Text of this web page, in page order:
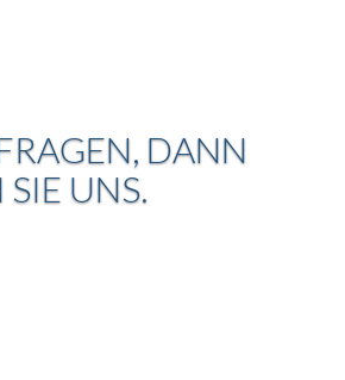
DANN
UNS.